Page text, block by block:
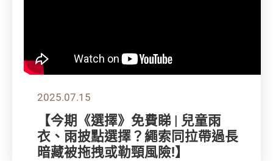
2025.07.15
【今期《選擇》免費睇 | 兒童雨
衣、雨披點選擇？繩索同拉帶過長
暗藏被拖拽或勒頸風險!】